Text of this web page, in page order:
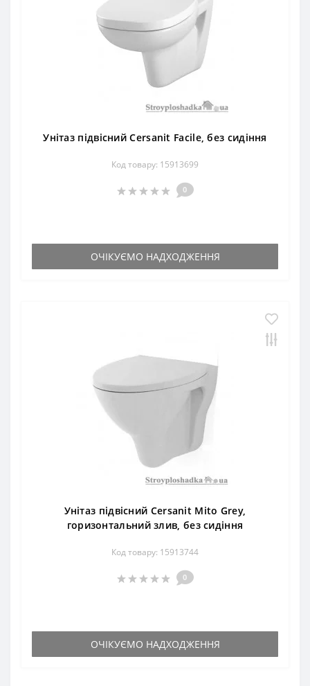
Унітаз підвісний Cersanit Facile, без сидіння
Код товару: 15913699
0
ОЧІКУЄМО НАДХОДЖЕННЯ
Унітаз підвісний Cersanit Mito Grey,
горизонтальний злив, без сидіння
Код товару: 15913744
0
ОЧІКУЄМО НАДХОДЖЕННЯ